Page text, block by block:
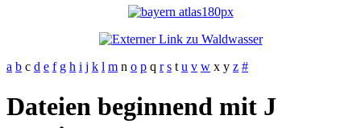
a b c d e f g h i j k l m n o p q r s t u v w x y z #
Dateien beginnend mit J